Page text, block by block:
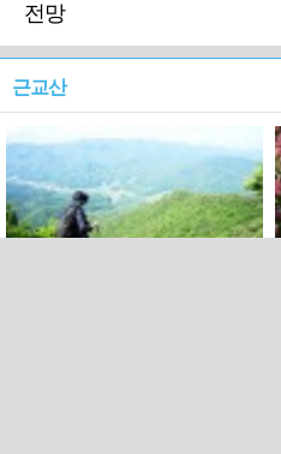
전망
근교산